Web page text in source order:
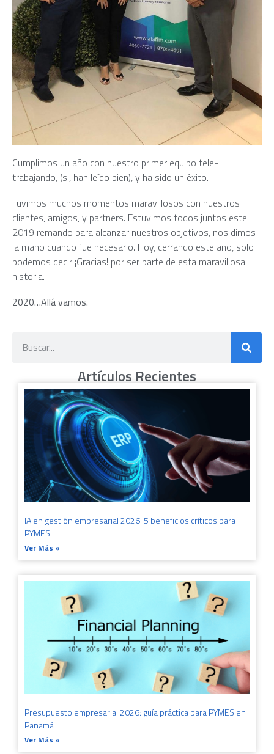
Cumplimos un año con nuestro primer equipo tele-
trabajando, (si, han leído bien), y ha sido un éxito.
Tuvimos muchos momentos maravillosos con nuestros
clientes, amigos, y partners. Estuvimos todos juntos este
2019 remando para alcanzar nuestros objetivos, nos dimos
la mano cuando fue necesario. Hoy, cerrando este año, solo
podemos decir ¡Gracias! por ser parte de esta maravillosa
historia.
2020…Allá vamos.
Artículos Recientes
IA en gestión empresarial 2026: 5 beneficios críticos para
PYMES
Ver Más »
Presupuesto empresarial 2026: guía práctica para PYMES en
Panamá
Ver Más »